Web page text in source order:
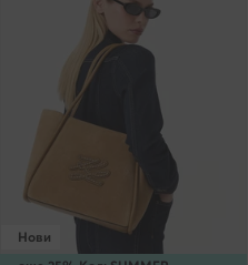
Нови